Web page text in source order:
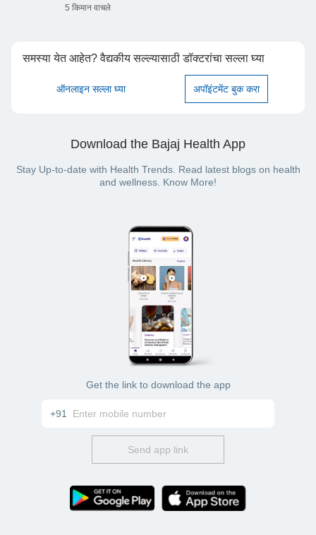
5 किमान वाचले
समस्या येत आहेत? वैद्यकीय सल्ल्यासाठी डॉक्टरांचा सल्ला घ्या
ऑनलाइन सल्ला घ्या अपॉइंटमेंट बुक करा
Download the Bajaj Health App
Stay Up-to-date with Health Trends. Read latest blogs on health
and wellness. Know More!
Get the link to download the app
+91
Send app link